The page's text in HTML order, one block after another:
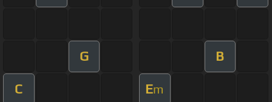
G B
C Em